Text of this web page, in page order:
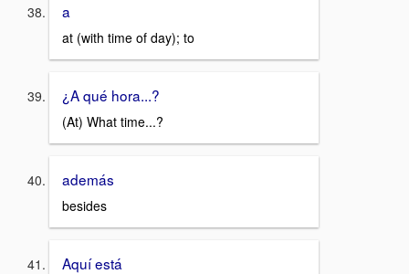
a
at (with time of day); to
¿A qué hora...?
(At) What time...?
además
besides
Aquí está